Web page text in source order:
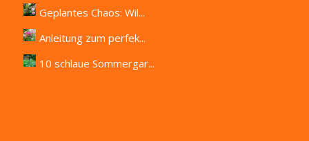
Geplantes Chaos: Wil...
Anleitung zum perfek...
10 schlaue Sommergar...